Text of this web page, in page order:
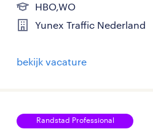
HBO,WO
Yunex Traffic Nederland
bekijk vacature
Randstad Professional